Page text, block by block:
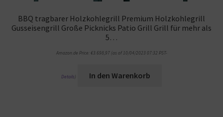
BBQ tragbarer Holzkohlegrill Premium Holzkohlegrill
Gusseisengrill Große Picknicks Patio Grill Grill für mehr als
5…
Amazon.de Price: €3.698,97(as of 10/04/2023 07:32 PST-
Details In den Warenkorb